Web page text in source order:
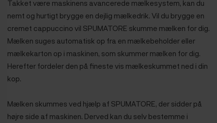
Takket være maskinens avancerede mælkesystem, kan du
nemt og hurtigt brygge en dejlig mælkedrik. Vil du brygge en
cremet cappuccino vil SPUMATORE skumme mælken for dig.
Mælken suges automatisk op fra en mælkebeholder eller
mælkekarton op i maskinen, som skummer mælken for dig.
Herefter fordeler den på fineste vis mælkeskummet ned i din
kop.
Mælken skummes ved hjælp af SPUMATORE, der sidder på
højre side af maskinen. Derved kan du selv bestemme i